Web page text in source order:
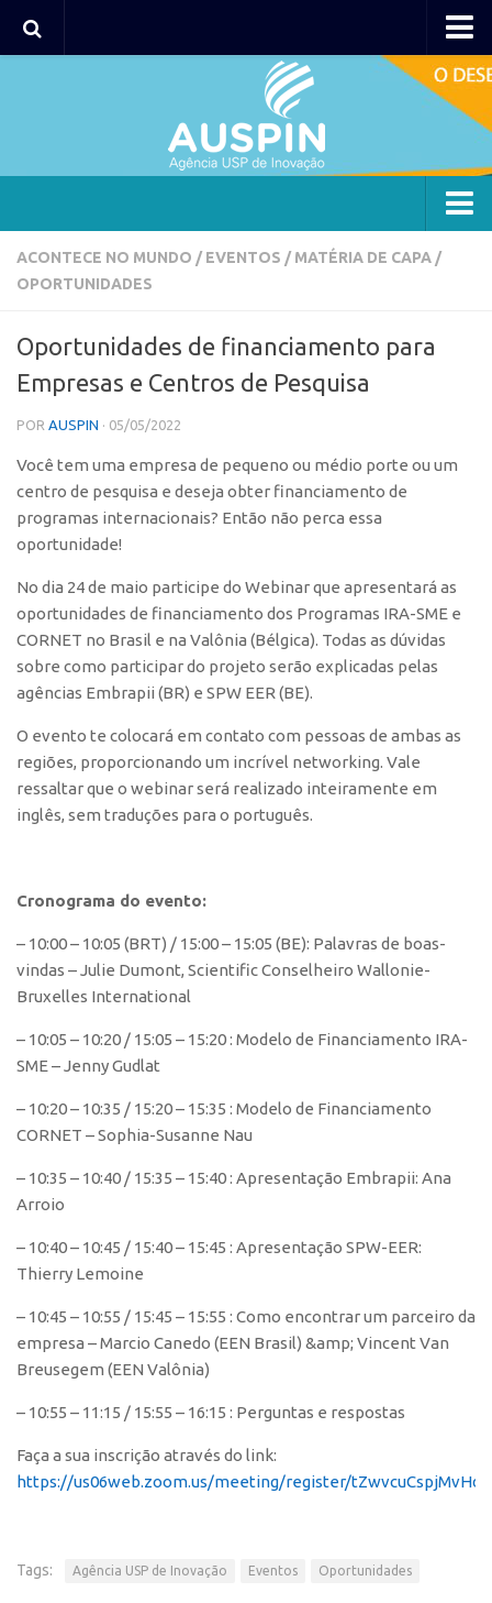
Agência
Institucional
Polo Lorena
Polo Ribeirão Preto
Polo São Carlos
Programas
Bolsa Empreendedorismo
Bolsa Startup USP
Conexão USP
Conexão Inter-USP
Leis e Normas
Portal do Inventor
Pesquisa na USP
EMBRAPIIs
CPEs
PRPI/USP
Comunicação
Eventos
Fala Inovação
Premiações
Edição 2021
Edição 2019
Propriedade Intelectual
ACONTECE NO MUNDO / EVENTOS / MATÉRIA DE CAPA /
OPORTUNIDADES
Oportunidades de financiamento para
Empresas e Centros de Pesquisa
POR AUSPIN · 05/05/2022
Você tem uma empresa de pequeno ou médio porte ou um
centro de pesquisa e deseja obter financiamento de
programas internacionais? Então não perca essa
oportunidade!
No dia 24 de maio participe do Webinar que apresentará as
oportunidades de financiamento dos Programas IRA-SME e
CORNET no Brasil e na Valônia (Bélgica). Todas as dúvidas
sobre como participar do projeto serão explicadas pelas
agências Embrapii (BR) e SPW EER (BE).
O evento te colocará em contato com pessoas de ambas as
regiões, proporcionando um incrível networking. Vale
ressaltar que o webinar será realizado inteiramente em
inglês, sem traduções para o português.
Cronograma do evento:
– 10:00 – 10:05 (BRT) / 15:00 – 15:05 (BE): Palavras de boas-
vindas – Julie Dumont, Scientific Conselheiro Wallonie-
Bruxelles International
– 10:05 – 10:20 / 15:05 – 15:20 : Modelo de Financiamento IRA-
SME – Jenny Gudlat
– 10:20 – 10:35 / 15:20 – 15:35 : Modelo de Financiamento
CORNET – Sophia-Susanne Nau
– 10:35 – 10:40 / 15:35 – 15:40 : Apresentação Embrapii: Ana
Arroio
– 10:40 – 10:45 / 15:40 – 15:45 : Apresentação SPW-EER:
Thierry Lemoine
– 10:45 – 10:55 / 15:45 – 15:55 : Como encontrar um parceiro da
empresa – Marcio Canedo (EEN Brasil) &amp; Vincent Van
Breusegem (EEN Valônia)
– 10:55 – 11:15 / 15:55 – 16:15 : Perguntas e respostas
Faça a sua inscrição através do link:
https://us06web.zoom.us/meeting/register/
Tags: Agência USP de Inovação Eventos Oportunidades